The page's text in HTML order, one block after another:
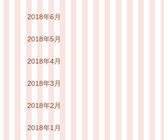
2018年6月
2018年5月
2018年4月
2018年3月
2018年2月
2018年1月